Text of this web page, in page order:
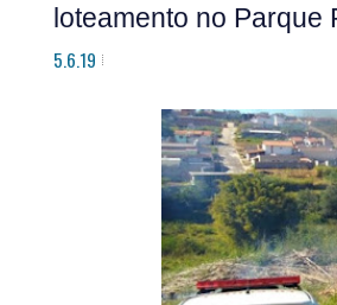
loteamento no Parque
5.6.19